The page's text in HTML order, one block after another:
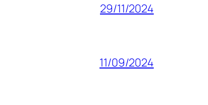
29/11/2024
11/09/2024